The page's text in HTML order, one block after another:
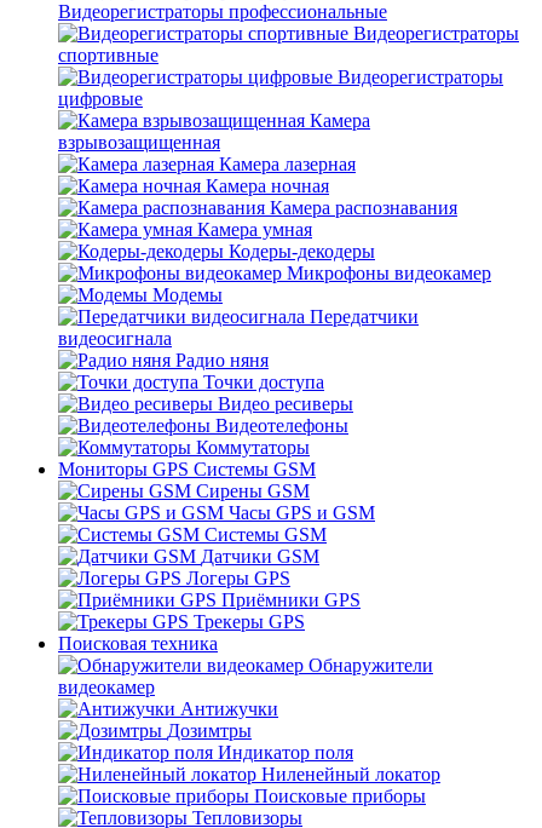
Видеорегистраторы профессиональные
Видеорегистраторы
спортивные
Видеорегистраторы
цифровые
Камера
взрывозащищенная
Камера лазерная
Камера ночная
Камера распознавания
Камера умная
Кодеры-декодеры
Микрофоны видеокамер
Модемы
Передатчики
видеосигнала
Радио няня
Точки доступа
Видео ресиверы
Видеотелефоны
Коммутаторы
Мониторы GPS Системы GSM
Сирены GSM
Часы GPS и GSM
Системы GSM
Датчики GSM
Логеры GPS
Приёмники GPS
Трекеры GPS
Поисковая техника
Обнаружители
видеокамер
Антижучки
Дозимтры
Индикатор поля
Ниленейный локатор
Поисковые приборы
Тепловизоры